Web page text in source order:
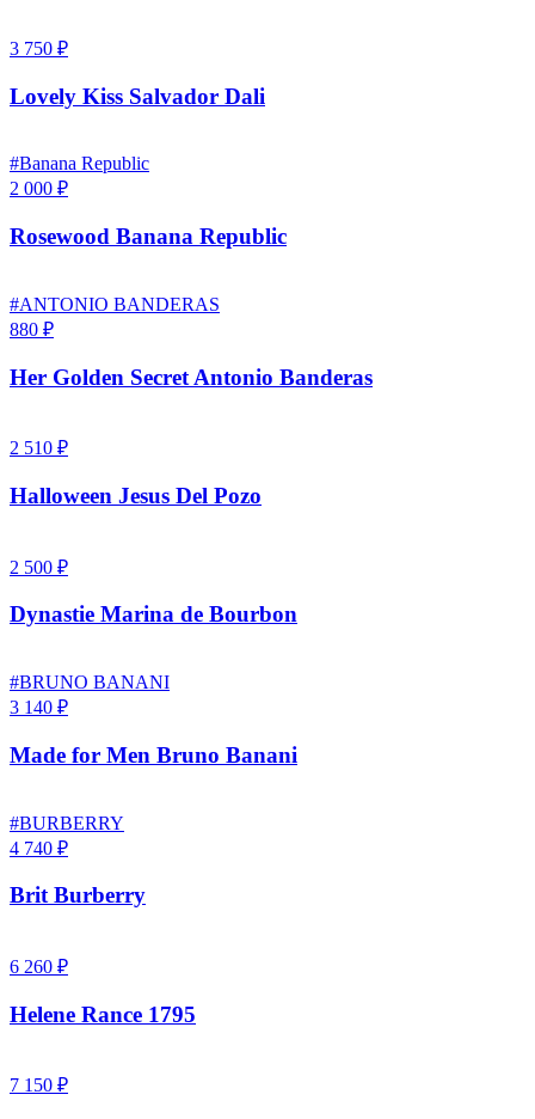
3 750 ₽
Lovely Kiss Salvador Dali
#Banana Republic
2 000 ₽
Rosewood Banana Republic
#ANTONIO BANDERAS
880 ₽
Her Golden Secret Antonio Banderas
2 510 ₽
Halloween Jesus Del Pozo
2 500 ₽
Dynastie Marina de Bourbon
#BRUNO BANANI
3 140 ₽
Made for Men Bruno Banani
#BURBERRY
4 740 ₽
Brit Burberry
6 260 ₽
Helene Rance 1795
7 150 ₽